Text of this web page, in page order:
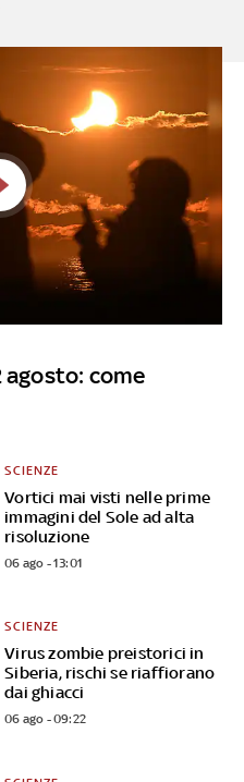
agosto: come
Vortici mai visti nelle prime
immagini del Sole ad alta
risoluzione
SCIENZE
06 ago - 13:01
Virus zombie preistorici in
Siberia, rischi se riaffiorano
dai ghiacci
SCIENZE
06 ago - 09:22